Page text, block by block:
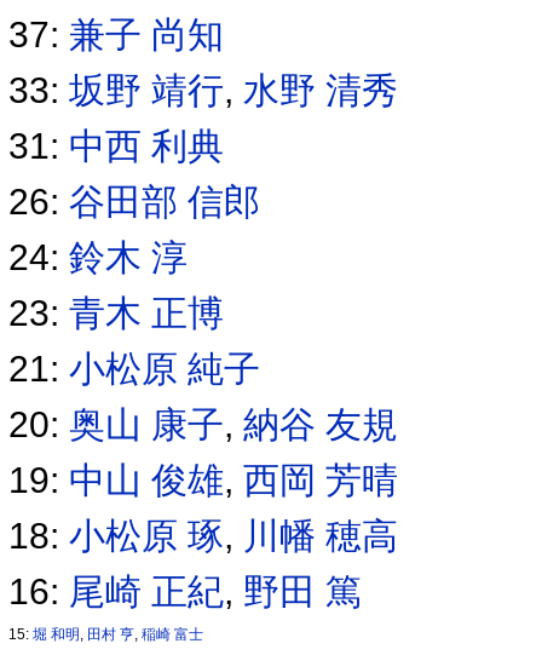
37: 兼子 尚知
33:坂野 靖行, 水野 清秀
31: 中西 利典
26:谷田部 信郎
24:鈴木 淳
23:青木 正博
21:小松原 純子
20:奥山 康子,納谷 友規
19: 中山 俊雄,西岡 芳晴
18:小松原 琢, 川幡 穂高
16: 尾崎 正紀, 野田 篤
15:堀 和明 , 田村 亨,稲崎 富士